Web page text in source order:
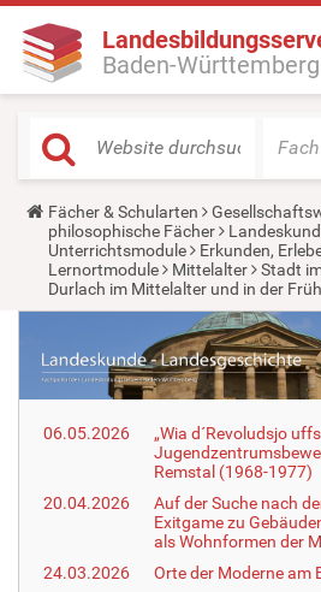
Baden-Württemberg
Fach
Y
o
u
a
r
e
r
e
:
Fächer & Schularten
philosophische Fächer
Unterrichtsmodule
Erkunden,
Lernortmodule
Mittelalter Stadt
Durlach im Mittelalter und in der
06.05.2026
„Wia d´Revoludsjo
Remstal (1968-1977)
20.04.2026
Auf der Suche nach
Exitgame zu
als Wohnformen der
24.03.2026
Orte der Moderne am